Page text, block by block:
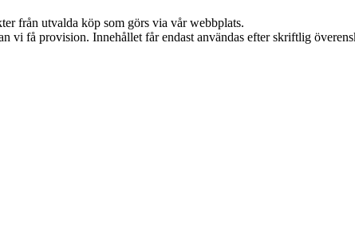
från utvalda köp som görs via vår webbplats.
få provision. Innehållet får endast användas efter skriftlig